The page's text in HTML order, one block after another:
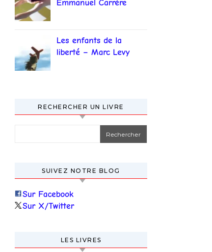
Emmanuel Carrère
Les enfants de la
liberté – Marc Levy
RECHERCHER UN LIVRE
SUIVEZ NOTRE BLOG
Sur Facebook
Sur X/Twitter
LES LIVRES